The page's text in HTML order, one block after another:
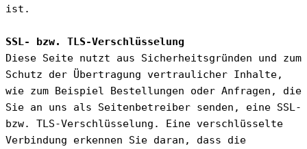
ist.
SSL- bzw. TLS-Verschlüsselung
Diese Seite nutzt aus Sicherheitsgründen und zum
Schutz der Übertragung vertraulicher Inhalte,
wie zum Beispiel Bestellungen oder Anfragen, die
Sie an uns als Seitenbetreiber senden, eine SSL-
bzw. TLS-Verschlüsselung. Eine verschlüsselte
Verbindung erkennen Sie daran, dass die